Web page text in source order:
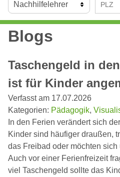
Blogs
Taschengeld in
ist für Kinder
Verfasst am 17.07.2026
Kategorien: Pädagogik,
In den Ferien verändert sich
Kinder sind häufiger draußen,
das Freibad oder möchten
Auch vor einer Ferienfreizeit
viel Taschengeld sollte das